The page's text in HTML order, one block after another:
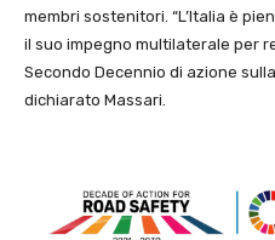
membri sostenitori. “L’Italia è
il suo impegno multilaterale per
Secondo Decennio di azione
dichiarato Massari.